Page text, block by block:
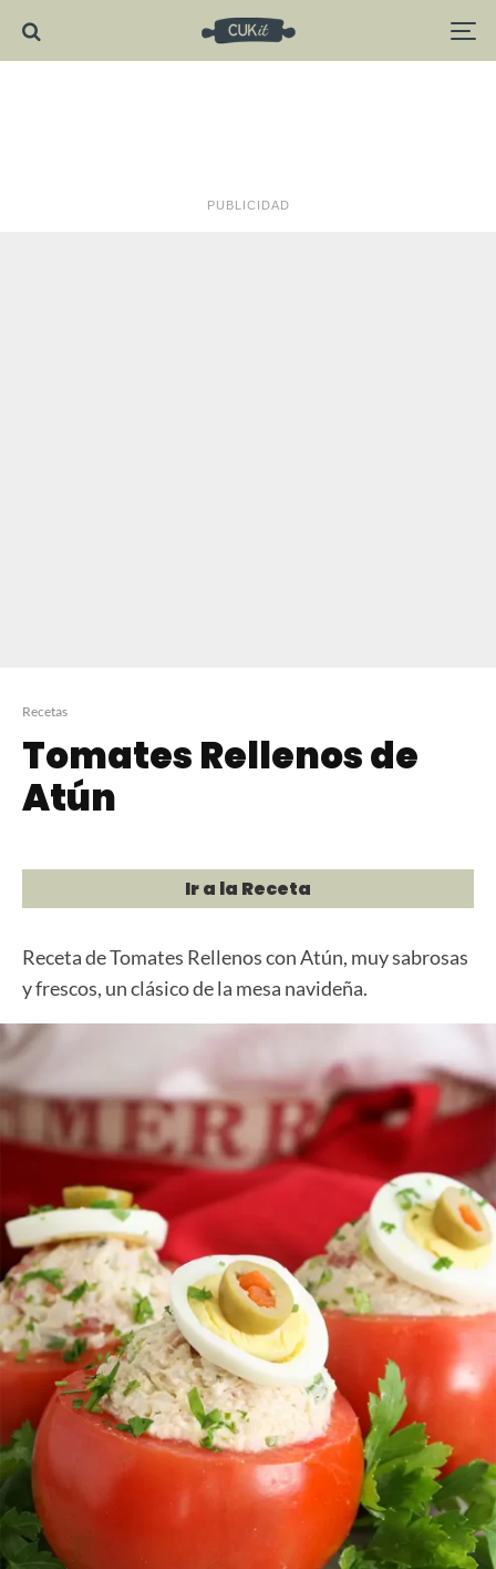
PUBLICIDAD
Recetas
Tomates Rellenos de
Atún
Ir a la Receta
Receta de Tomates Rellenos con Atún, muy sabrosas
y frescos, un clásico de la mesa navideña.